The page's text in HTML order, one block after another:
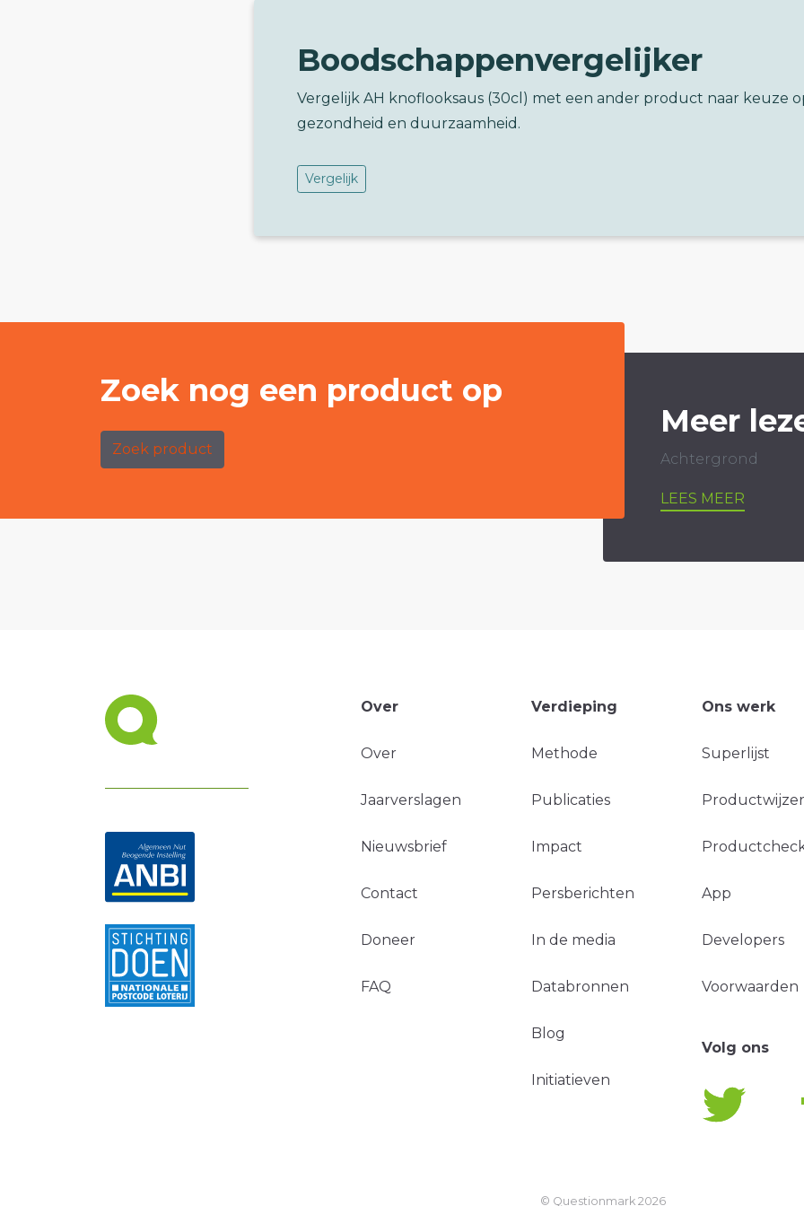
Boodschappenvergelijker
Vergelijk AH knoflooksaus (30cl) met een ander product naar keuze
gezondheid en duurzaamheid.
Vergelijk
Zoek nog een product op
Zoek product
Meer
Achtergrond
LEES MEER
Over
Over
Jaarverslagen
Nieuwsbrief
Contact
Doneer
FAQ
Verdieping
Methode
Publicaties
Impact
Persberichten
In de media
Databronnen
Blog
Initiatieven
Ons werk
Superlijst
App
Developers
Voorwaarden
Volg ons
© Questionmark 2026